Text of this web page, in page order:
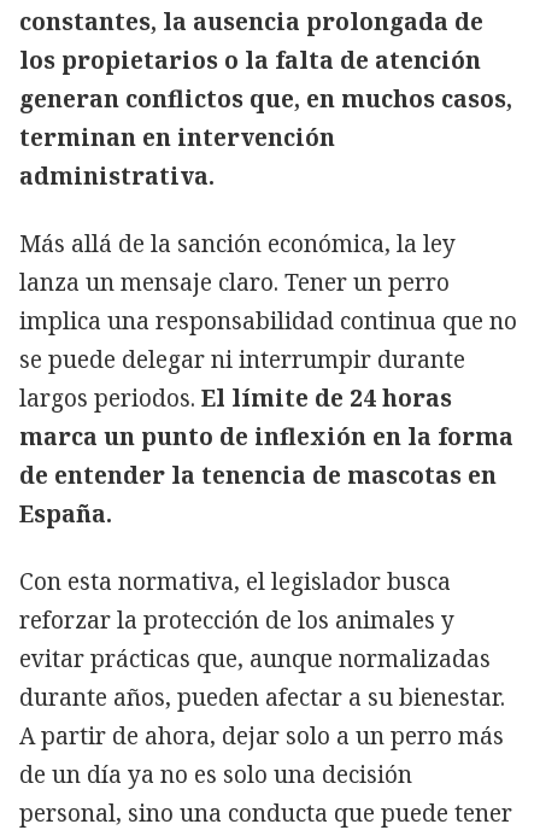
constantes, la ausencia prolongada de
los propietarios o la falta de atención
generan conflictos que, en muchos casos,
terminan en intervención
administrativa.
Más allá de la sanción económica, la ley
lanza un mensaje claro. Tener un perro
implica una responsabilidad continua que no
se puede delegar ni interrumpir durante
largos periodos. El límite de 24 horas
marca un punto de inflexión en la forma
de entender la tenencia de mascotas en
España.
Con esta normativa, el legislador busca
reforzar la protección de los animales y
evitar prácticas que, aunque normalizadas
durante años, pueden afectar a su bienestar.
A partir de ahora, dejar solo a un perro más
de un día ya no es solo una decisión
personal, sino una conducta que puede tener